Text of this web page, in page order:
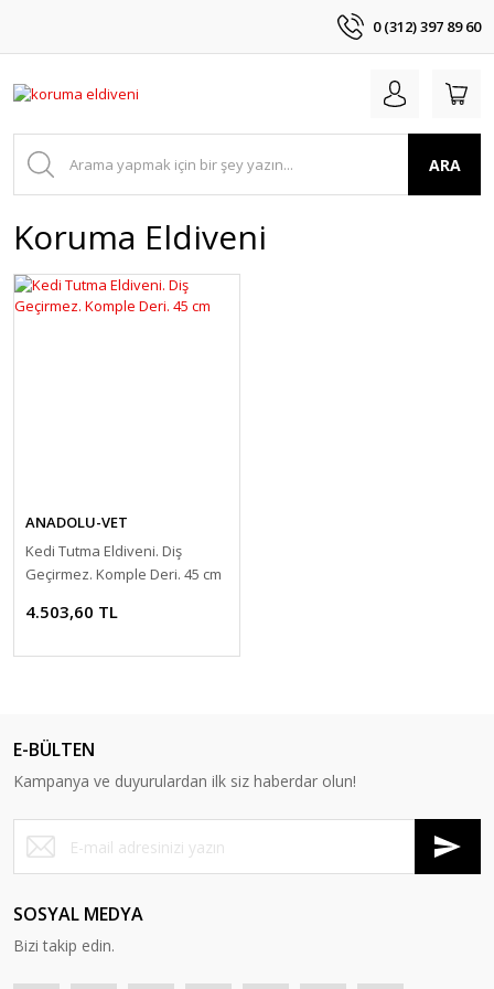
0 (312) 397 89 60
ARA
Koruma Eldiveni
ANADOLU-VET
Kedi Tutma Eldiveni. Diş
Geçirmez. Komple Deri. 45 cm
4.503,60 TL
E-BÜLTEN
Kampanya ve duyurulardan ilk siz haberdar olun!
SOSYAL MEDYA
Bizi takip edin.